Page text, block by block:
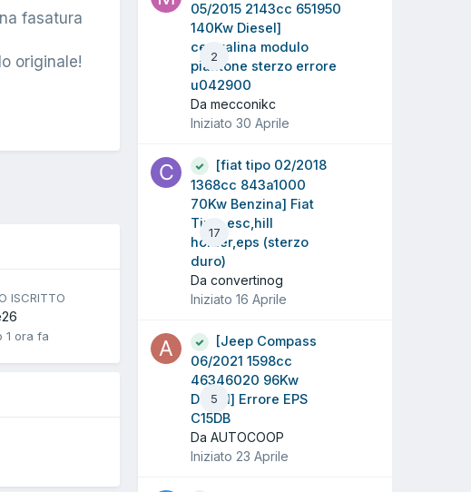
fasatura
originale!
ISCRITTO
1 ora fa
2
05/2015 2143cc 651950
140Kw Diesel]
centralina modulo
piantone sterzo errore
u042900
Da mecconikc
Iniziato 30 Aprile
17
[fiat tipo 02/2018
1368cc 843a1000
70Kw Benzina] Fiat
Tipo ,esc,hill
holder,eps (sterzo
duro)
Da convertinog
Iniziato 16 Aprile
5
[Jeep Compass
06/2021 1598cc
46346020 96Kw
Diesel] Errore EPS
C15DB
Da AUTOCOOP
Iniziato 23 Aprile